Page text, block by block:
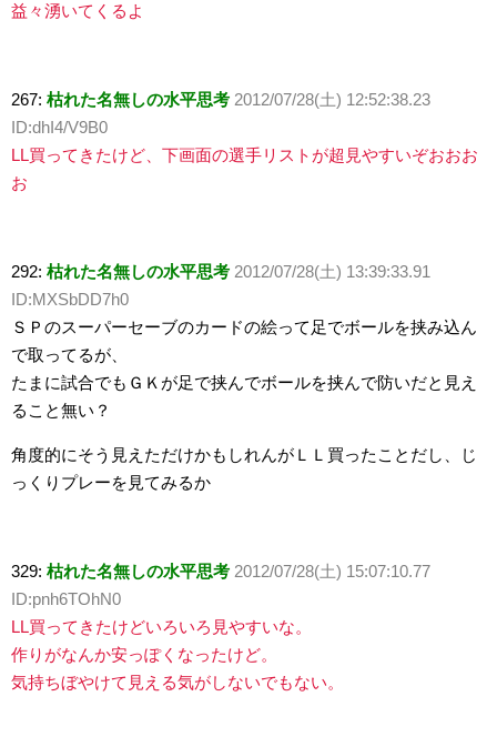
益々湧いてくるよ
267: 枯れた名無しの水平思考 2012/07/28(土) 12:52:38.23
ID:dhI4/V9B0
LL買ってきたけど、下画面の選手リストが超見やすいぞおおお
お
292: 枯れた名無しの水平思考 2012/07/28(土) 13:39:33.91
ID:MXSbDD7h0
ＳＰのスーパーセーブのカードの絵って足でボールを挟み込ん
で取ってるが、
たまに試合でもＧＫが足で挟んでボールを挟んで防いだと見え
ること無い？
角度的にそう見えただけかもしれんがＬＬ買ったことだし、じ
っくりプレーを見てみるか
329: 枯れた名無しの水平思考 2012/07/28(土) 15:07:10.77
ID:pnh6TOhN0
LL買ってきたけどいろいろ見やすいな。
作りがなんか安っぽくなったけど。
気持ちぼやけて見える気がしないでもない。